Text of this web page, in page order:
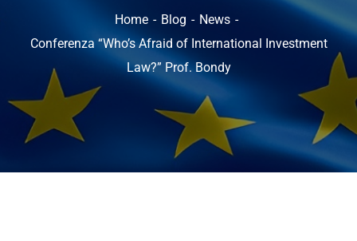
Home Blog
News
Conferenza “Who’s Afraid of International Investment
Law?” Prof. Bondy